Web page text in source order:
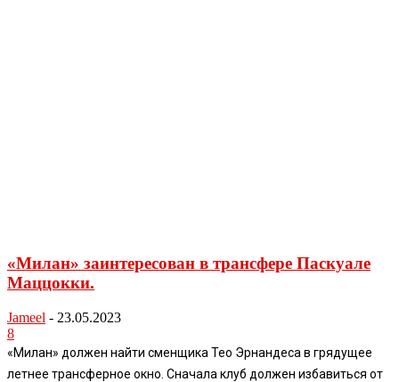
«Милан» заинтересован в трансфере Паскуале
Маццокки.
Jameel - 23.05.2023
8
«Милан» должен найти сменщика Тео Эрнандеса в грядущее
летнее трансферное окно. Сначала клуб должен избавиться от